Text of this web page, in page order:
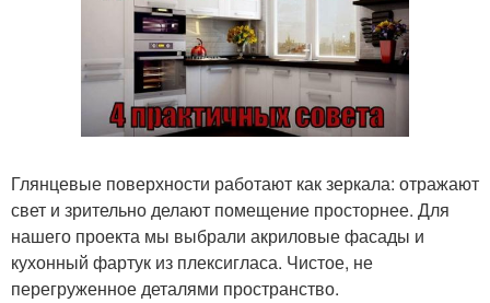
Глянцевые поверхности работают как зеркала: отражают
свет и зрительно делают помещение просторнее. Для
нашего проекта мы выбрали акриловые фасады и
кухонный фартук из плексигласа. Чистое, не
перегруженное деталями пространство.